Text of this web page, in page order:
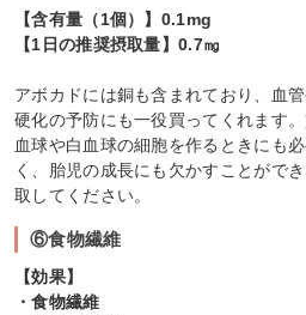
【含有量（1個）】0.1mg
【1日の推奨摂取量】0.7㎎
アボカドには銅も含まれており、血
硬化の予防にも一役買ってくれます
血球や白血球の細胞を作るときにも
く、胎児の成長にも欠かすことがで
取してください。
⑥食物繊維
【効果】
・食物繊維